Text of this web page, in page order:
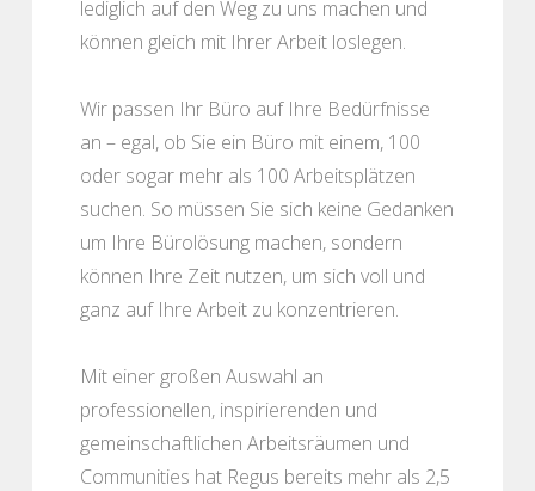
lediglich auf den Weg zu uns machen und
können gleich mit Ihrer Arbeit loslegen.
Wir passen Ihr Büro auf Ihre Bedürfnisse
an – egal, ob Sie ein Büro mit einem, 100
oder sogar mehr als 100 Arbeitsplätzen
suchen. So müssen Sie sich keine Gedanken
um Ihre Bürolösung machen, sondern
können Ihre Zeit nutzen, um sich voll und
ganz auf Ihre Arbeit zu konzentrieren.
Mit einer großen Auswahl an
professionellen, inspirierenden und
gemeinschaftlichen Arbeitsräumen und
Communities hat Regus bereits mehr als 2,5